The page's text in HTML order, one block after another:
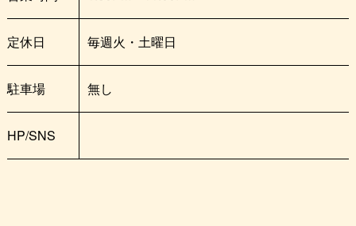
定休日 毎週火・土曜日
駐車場 無し
HP/SNS